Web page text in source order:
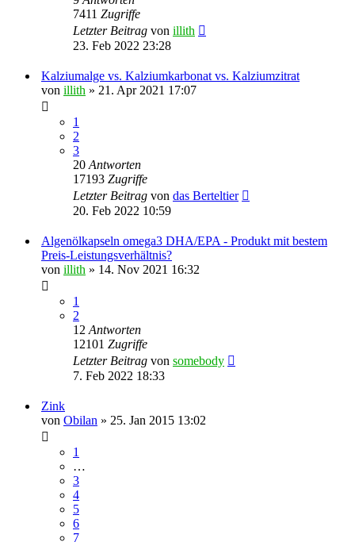
7411 Zugriffe
Letzter Beitrag von illith
23. Feb 2022 23:28
Kalziumalge vs. Kalziumkarbonat vs. Kalziumzitrat
von illith » 21. Apr 2021 17:07
1
2
3
20 Antworten
17193 Zugriffe
Letzter Beitrag von das Berteltier
20. Feb 2022 10:59
Algenölkapseln omega3 DHA/EPA - Produkt mit bestem
Preis-Leistungsverhältnis?
von illith » 14. Nov 2021 16:32
1
2
12 Antworten
12101 Zugriffe
Letzter Beitrag von somebody
7. Feb 2022 18:33
Zink
von Obilan » 25. Jan 2015 13:02
1
…
3
4
5
6
7